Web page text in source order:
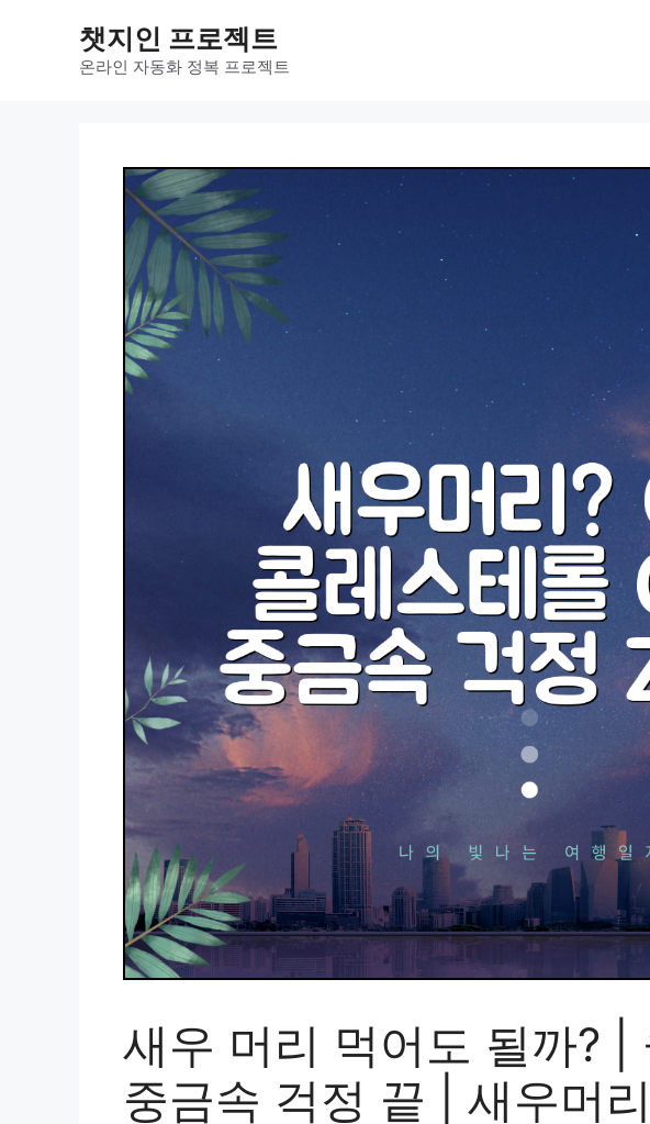
챗지인 프로젝트
온라인 자동화 정복 프로젝트
새우 머리 먹어도 될까? |
중금속 걱정 끝 | 새우머